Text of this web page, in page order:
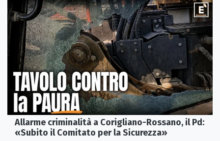
Allarme criminalità a Corigliano-Rossano, il Pd:
«Subito il Comitato per la Sicurezza»